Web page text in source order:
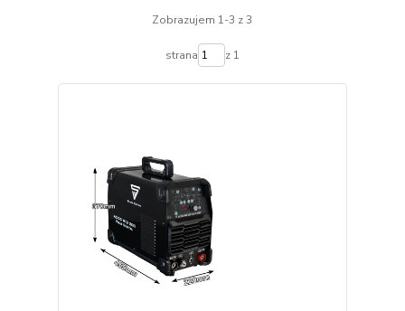
Zobrazujem 1-3 z 3
strana z 1